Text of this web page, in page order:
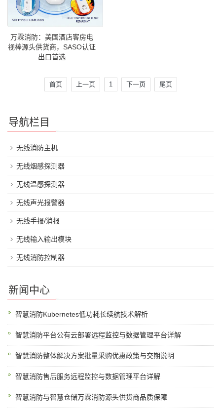
万霖消防：美国酒店客房电
视棒源头供货商，SASO认证
出口首选
首页 上一页 1 下一页 尾页
导航栏目
无线消防主机
无线烟感探测器
无线温感探测器
无线声光报警器
无线手报/消报
无线输入输出模块
无线消防控制器
新闻中心
智慧消防Kubernetes低功耗长续航技术解析
智慧消防平台公有云部署远程监控与数据管理平台详解
智慧消防整体解决方案批量采购优惠政策与交期说明
智慧消防售后服务远程监控与数据管理平台详解
智慧消防与智慧仓储万霖消防源头供货商品质保障